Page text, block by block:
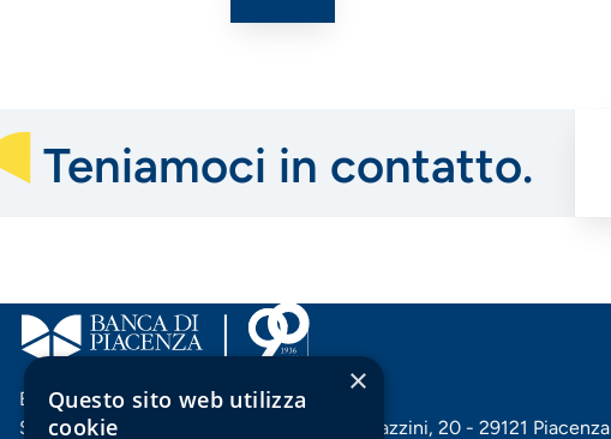
Teniamoci in contatto.
Banca di Piacenza soc. coop. per azioni
Sede centrale e Direzione generale: Via Mazzini, 20 - 29121 Piacenza
×
Questo sito web utilizza
cookie